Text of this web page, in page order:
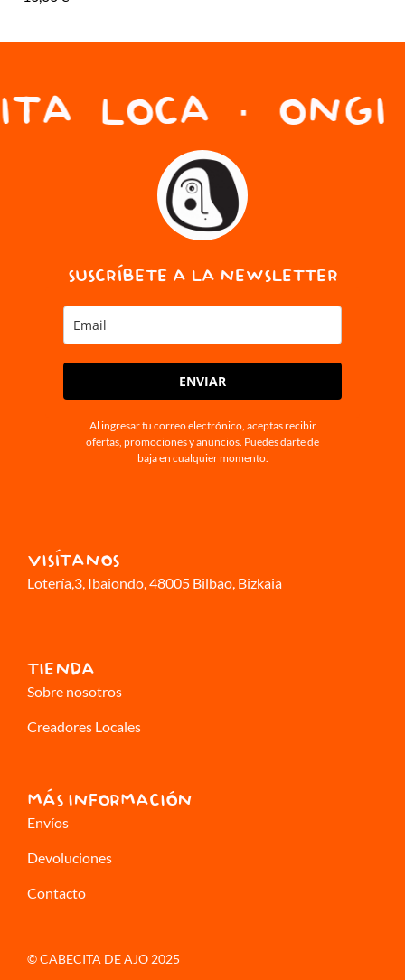
LOCA · ONGI
SUSCRÍBETE A LA NEWSLETTER
ENVIAR
Al ingresar tu correo electrónico, aceptas recibir
ofertas, promociones y anuncios. Puedes darte de
baja en cualquier momento.
VISÍTANOS
Lotería,3 , Ibaiondo, 48005 Bilbao, Bizkaia
TIENDA
Sobre nosotros
Creadores Locales
MÁS INFORMACIÓN
Envíos
Devoluciones
Contacto
© CABECITA DE AJO 2025